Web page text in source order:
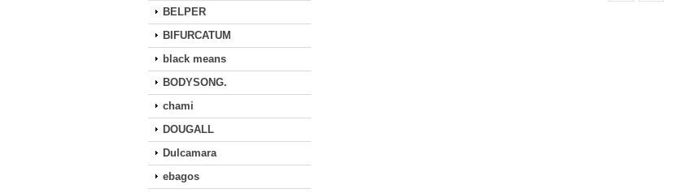
BELPER
BIFURCATUM
black means
BODYSONG.
chami
DOUGALL
Dulcamara
ebagos